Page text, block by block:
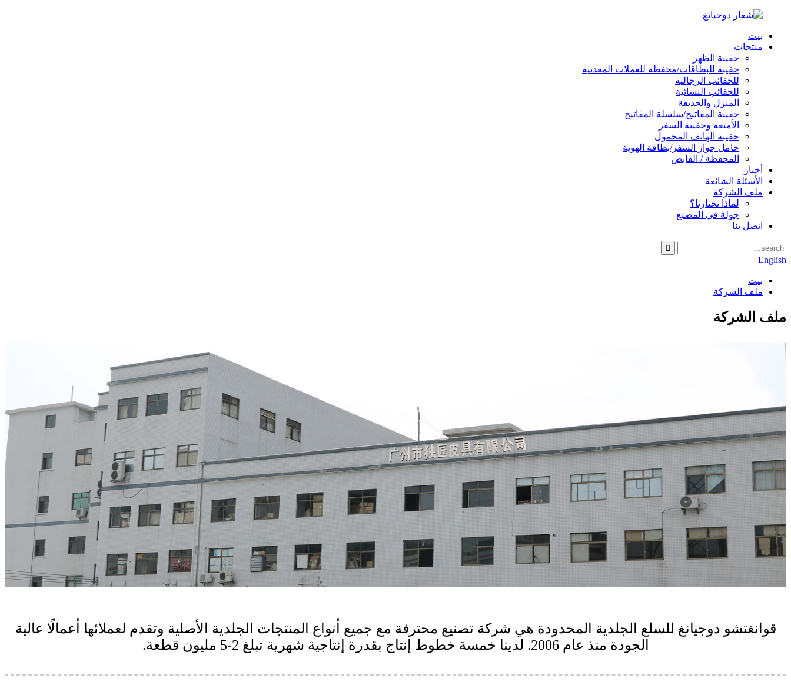
بيت
منتجات
حقيبة الظهر
حقيبة للبطاقات/محفظة للعملات المعدنية
للحقائب الرجالية
للحقائب النسائية
المنزل والحديقة
حقيبة المفاتيح/سلسلة المفاتيح
الأمتعة وحقيبة السفر
حقيبة الهاتف المحمول
حامل جواز السفر/بطاقة الهوية
المحفظة / القابض
أخبار
الأسئلة الشائعة
ملف الشركة
لماذا تختارنا؟
جولة في المصنع
اتصل بنا
English
بيت
ملف الشركة
ملف الشركة
قوانغتشو دوجيانغ للسلع الجلدية المحدودة هي شركة تصنيع محترفة مع جميع أنواع المنتجات الجلدية الأصلية وتقدم لعملائها أعمالًا عالية
الجودة منذ عام 2006. لدينا خمسة خطوط إنتاج بقدرة إنتاجية شهرية تبلغ 2-5 مليون قطعة.